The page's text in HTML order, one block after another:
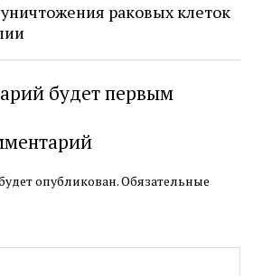
раковых клеток
будет первым
опубликован.Обязательные